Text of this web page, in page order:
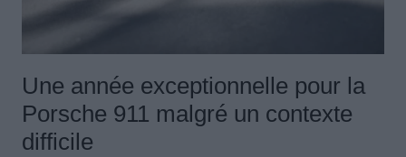
Une année exceptionnelle pour la
Porsche 911 malgré un contexte
difficile